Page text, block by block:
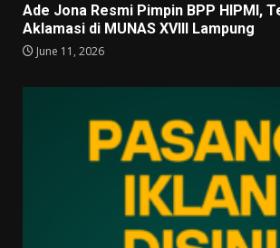
Ade Jona Resmi Pimpin BPP HIPMI,
Aklamasi di MUNAS XVIII Lampung
June 11, 2026